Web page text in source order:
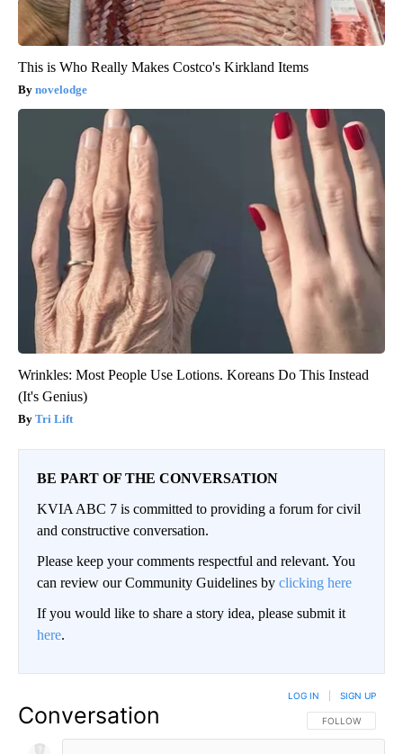
This is Who Really Makes Costco's Kirkland Items
novelodge
Wrinkles: Most People Use Lotions. Koreans Do This Instead
(It's Genius)
Tri Lift
BE PART OF THE CONVERSATION
KVIA ABC 7 is committed to providing a forum for civil
and constructive conversation.
Please keep your comments respectful and relevant. You
can review our Community Guidelines by clicking here
If you would like to share a story idea, please submit it
here.
Conversation FOLLOW THIS
FOLLOW
LOG IN SIGN UP